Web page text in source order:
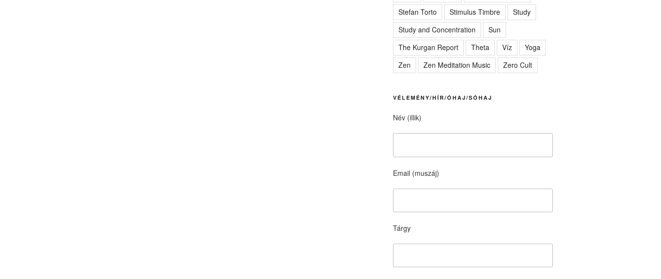
Stefan Torto
Stimulus Timbre
Study
Study and Concentration
Sun
The Kurgan Report
Theta Víz
Yoga
Zen
Zen Meditation Music Zero Cult
VÉLEMÉNY/HÍR/ÓHAJ/SÓHAJ
Név (illik)
Email (muszáj)
Tárgy